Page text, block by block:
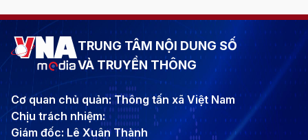
TRUNG TÂM NỘI DUNG SỐ
VÀ TRUYỀN THÔNG
Cơ quan chủ quản: Thông tấn xã Việt Nam
Chịu trách nhiệm:
Giám đốc: Lê Xuân Thành